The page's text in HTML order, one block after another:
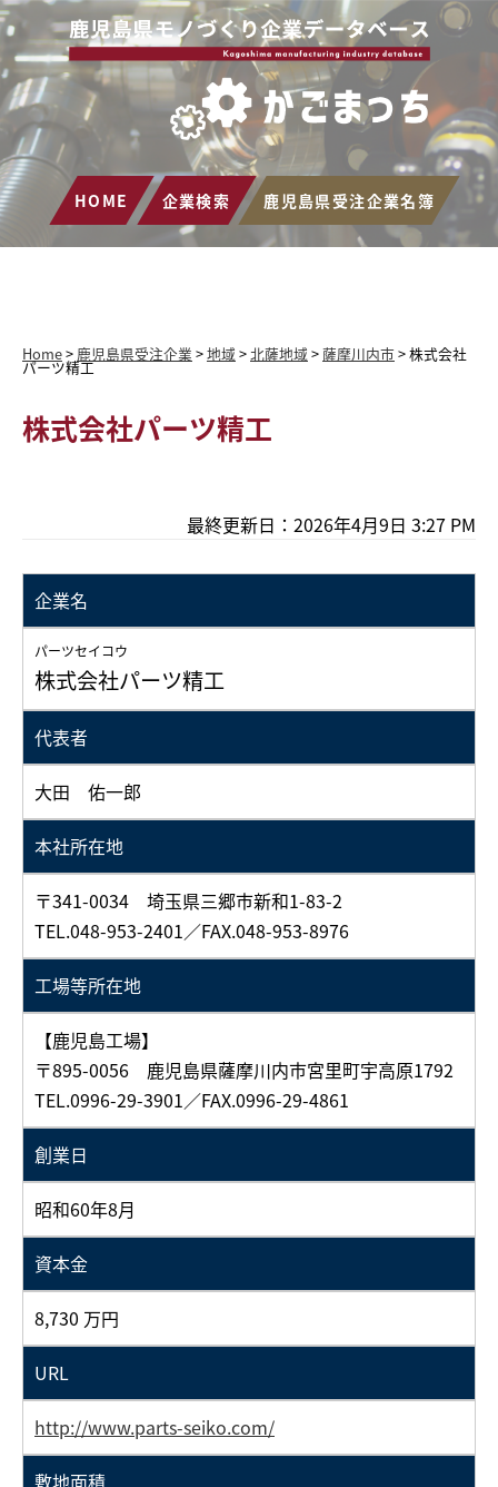
HOME 企業検索 鹿児島県受注企業名簿
Home> 鹿児島県受注企業 >地域 >北薩地域 >薩摩川内市>株式会社
パーツ精工
株式会社パーツ精工
最終更新日：2026年4月9日 3:27 PM
企業名
パーツセイコウ
株式会社パーツ精工
代表者
大田 佑一郎
本社所在地
〒341-0034 埼玉県三郷市新和1-83-2
TEL.048-953-2401／FAX.048-953-8976
工場等所在地
【鹿児島工場】
〒895-0056 鹿児島県薩摩川内市宮里町宇高原1792
TEL.0996-29-3901／FAX.0996-29-4861
創業日
昭和60年8月
資本金
8,730 万円
URL
http://www.parts-seiko.com/